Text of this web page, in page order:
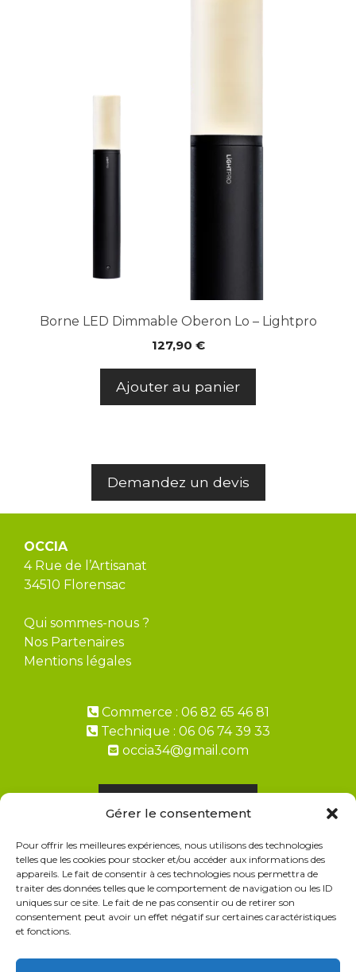
Gérer le consentement
Pour offrir les meilleures expériences, nous utilisons des technologies
telles que les cookies pour stocker et/ou accéder aux informations des
appareils. Le fait de consentir à ces technologies nous permettra de
traiter des données telles que le comportement de navigation ou les ID
uniques sur ce site. Le fait de ne pas consentir ou de retirer son
consentement peut avoir un effet négatif sur certaines caractéristiques
et fonctions.
Borne LED Dimmable Oberon Lo – Lightpro
127,90 €
Ajouter au panier
Demandez un devis
OCCIA
4 Rue de l’Artisanat
34510 Florensac
Qui sommes-nous ?
Nos Partenaires
Mentions légales
Commerce : 06 82 65 46 81
Technique : 06 06 74 39 33
occia34@gmail.com
Paiement en 2, 3, 4 fois avec ALMA
FAQ Livraisons & Retours
CGV
Politique de cookies
Politique de confidentialité